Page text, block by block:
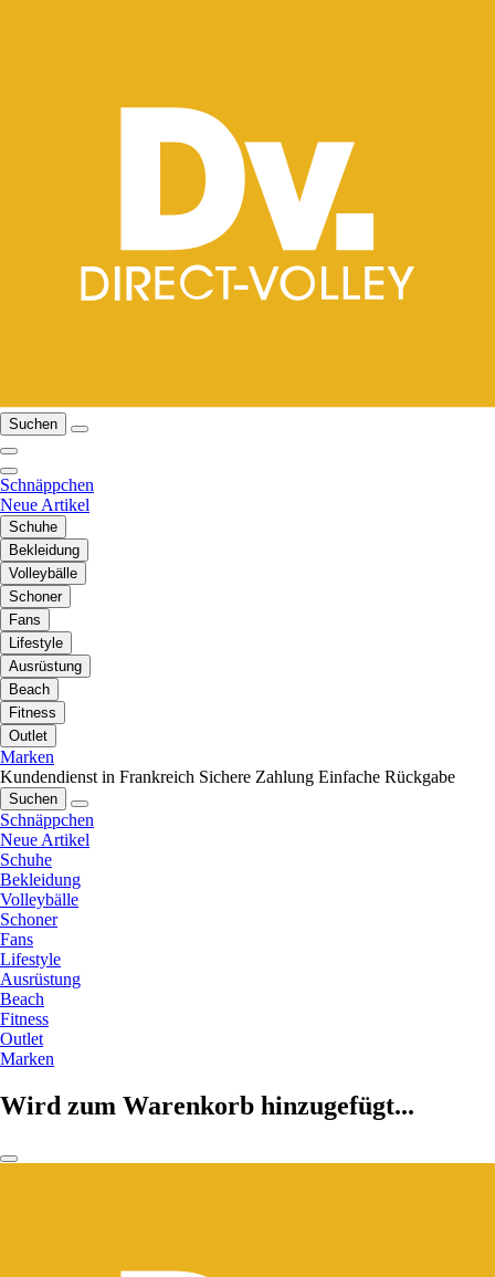
Suchen
Schnäppchen
Neue Artikel
Schuhe
Bekleidung
Volleybälle
Schoner
Fans
Lifestyle
Ausrüstung
Beach
Fitness
Outlet
Marken
Kundendienst in Frankreich Sichere Zahlung Einfache Rückgabe
Suchen
Schnäppchen
Neue Artikel
Schuhe
Bekleidung
Volleybälle
Schoner
Fans
Lifestyle
Ausrüstung
Beach
Fitness
Outlet
Marken
Wird zum Warenkorb hinzugefügt...